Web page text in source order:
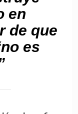
en
de que
es